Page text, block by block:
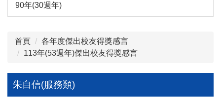
90年(30週年)
首頁
各年度傑出校友得獎感言
113年(53週年)傑出校友得獎感言
朱自信(服務類)